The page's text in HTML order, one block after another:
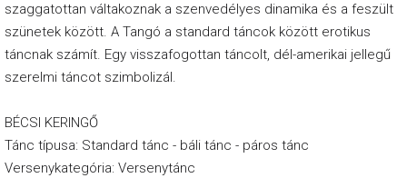
H
é
t
-
szaggatottan váltakoznak a szenvedélyes dinamika és a feszült
szünetek között. A Tangó a standard táncok között erotikus
táncnak számít. Egy visszafogottan táncolt, dél-amerikai jellegű
szerelmi táncot szimbolizál.
BÉCSI KERINGŐ
Tánc típusa: Standard tánc - báli tánc - páros tánc
Versenykategória: Versenytánc